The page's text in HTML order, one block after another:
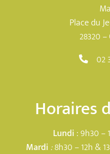
Place du
28320
02
Horaires
Lundi : 9h30 –
Mardi :8h30 – 12h &